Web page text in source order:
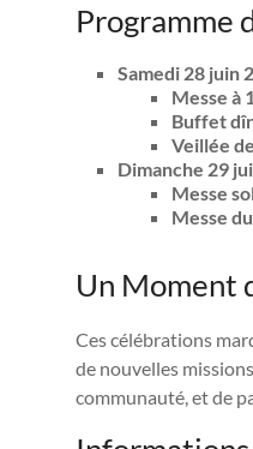
Programme
Samedi 28 juin
Messe à
Buffet
Veillée
Dimanche 29
Messe
Messe
Un Moment
Ces célébrations
de nouvelles
communauté, et de